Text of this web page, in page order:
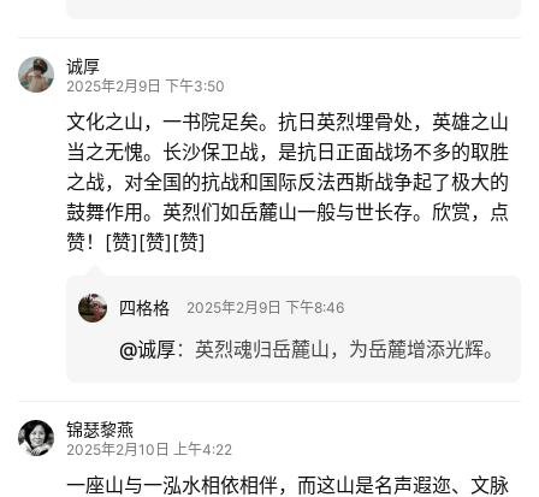
诚厚
2025年2月9日 下午3:50
文化之山，一书院足矣。抗日英烈埋骨处，英雄之山
当之无愧。长沙保卫战，是抗日正面战场不多的取胜
之战，对全国的抗战和国际反法西斯战争起了极大的
鼓舞作用。英烈们如岳麓山一般与世长存。欣赏，点
赞！[赞][赞][赞]
四格格 2025年2月9日 下午8:46
@诚厚： 英烈魂归岳麓山，为岳麓增添光辉。
锦瑟黎燕
2025年2月10日 上午4:22
一座山与一泓水相依相伴，而这山是名声遐迩、文脉